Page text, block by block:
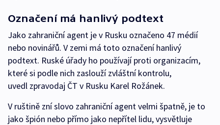
Označení má hanlivý podtext
Jako zahraniční agent je v Rusku označeno 47 médií
nebo novinářů. V zemi má toto označení hanlivý
podtext. Ruské úřady ho používají proti organizacím,
které si podle nich zaslouží zvláštní kontrolu,
uvedl zpravodaj ČT v Rusku Karel Rožánek.
V ruštině zní slovo zahraniční agent velmi špatně, je to
jako špión nebo přímo jako nepřítel lidu, vysvětluje